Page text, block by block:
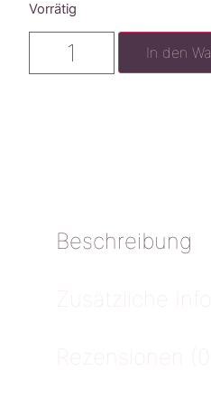
Vorrätig
In den
Beschreibung
Zusätzliche
Rezensionen (0)